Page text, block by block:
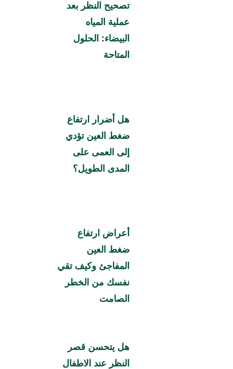
تصحيح النظر بعد
عملية المياه
البيضاء: الحلول
المتاحة
هل أضرار ارتفاع
ضغط العين تؤدي
إلى العمى على
المدى الطويل؟
أعراض ارتفاع
ضغط العين
المفاجئ وكيف تقي
نفسك من الخطر
الصامت
هل يتحسن قصر
النظر عند الاطفال